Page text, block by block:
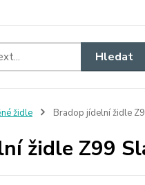
Hledat
židle Bradop jídelní židle
židle Z99